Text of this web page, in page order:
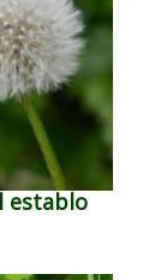
establo